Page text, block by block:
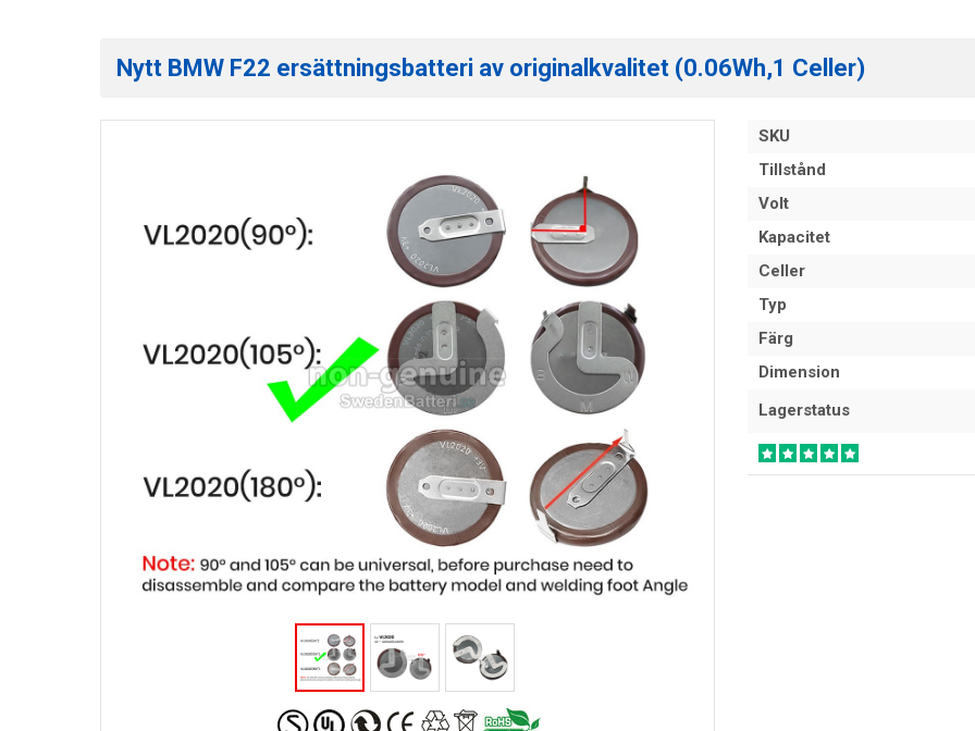
Nytt BMW F22 ersättningsbatteri av originalkvalitet (0.06Wh,1 Celler)
SKU
Tillstånd
Volt
Kapacitet
Celler
Typ
Färg
Dimension
Lagerstatus